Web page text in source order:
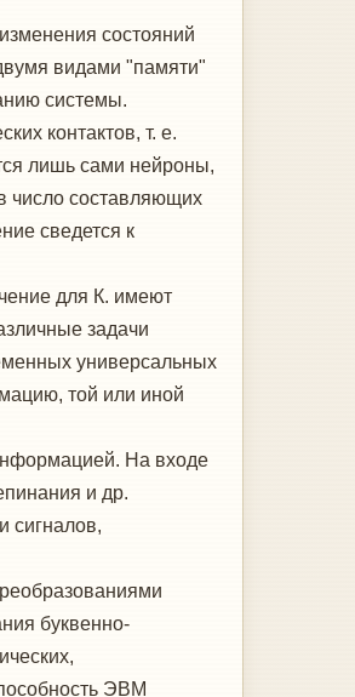
состояний
видами "памяти"
системы.
контактов, т. е.
лишь сами нейроны,
число составляющих
сведется к
для К. имеют
задачи
универсальных
той или иной
На входе
и др.
сигналов,
буквенно-
ЭВМ